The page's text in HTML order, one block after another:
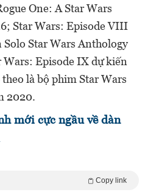
One: A Star Wars
Star Wars: Episode VIII
Star Wars Anthology
Episode IX dự kiến
là bộ phim Star Wars
2020.
mới cực ngầu về dàn
Copy link